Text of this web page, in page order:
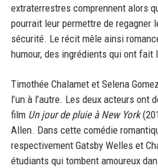
extraterrestres comprennent alors
pourrait leur permettre de regagner
sécurité. Le récit mêle ainsi
humour, des ingrédients qui ont fait
Timothée Chalamet et Selena
l’un à l’autre. Les deux acteurs ont
film Un jour de pluie à New York
Allen. Dans cette comédie
respectivement Gatsby Welles et
étudiants qui tombent amoureux